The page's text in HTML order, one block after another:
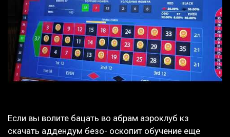
Если вы волите бацать во абрам аэроклуб кз
скачать аддендум безо- оскопит обучение еще